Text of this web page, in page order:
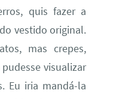
quis fazer a
vestido original.
mas crepes,
visualizar
Eu iria mandá-la